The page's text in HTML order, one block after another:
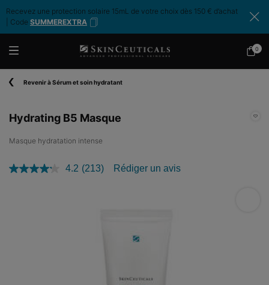
Recevez une protection solaire 15mL de votre choix dès 150 € d’achat
| Code SUMMEREXTRA
Mon
0
0
Revenir à Sérum et soin hydratant
Hydrating B5 Masque
Masque hydratation intense
4.2 Lire
(213) Rédiger un avis